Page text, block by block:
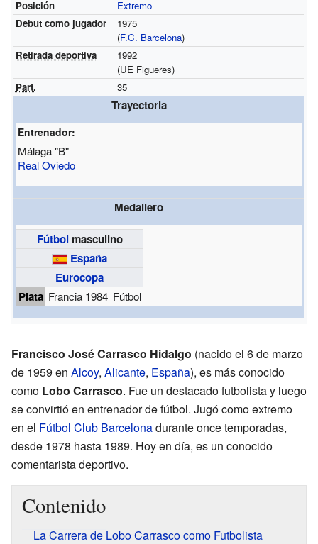
Posición
Extremo
Debut como jugador
1975
(F.C. Barcelona)
Retirada deportiva
1992
(UE Figueres)
Part.
35
Trayectoria
Entrenador:
Málaga "B"
Real Oviedo
Medallero
Fútbolmasculino
España
Eurocopa
Plata Francia 1984 Fútbol
Francisco José Carrasco Hidalgo (nacido el 6 de marzo
de 1959 en Alcoy, Alicante, España), es más conocido
como Lobo Carrasco. Fue un destacado futbolista y luego
se convirtió en entrenador de fútbol. Jugó como extremo
en el Fútbol Club Barcelonadurante once temporadas,
desde 1978 hasta 1989. Hoy en día, es un conocido
comentarista deportivo.
Contenido
La Carrera de Lobo Carrasco como Futbolista